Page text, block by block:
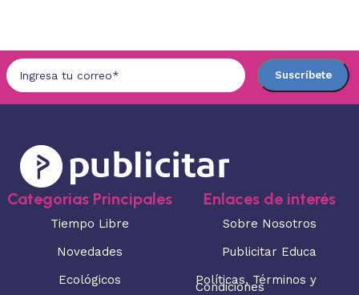
Categorias Principales
Tiempo Libre
Novedades
Ecológicos
Enlaces de interés
Sobre Nosotros
Publicitar Educa
Políticas, Términos y
Condiciones